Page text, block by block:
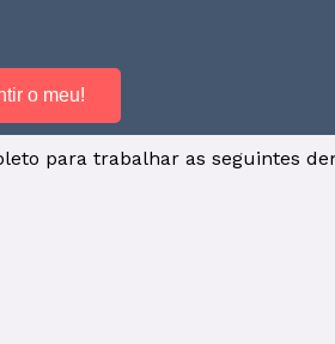
o meu!
para trabalhar as seguintes